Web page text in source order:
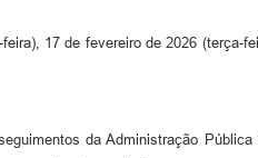
17 de fevereiro de 2026 (terça-
da Administração Pública